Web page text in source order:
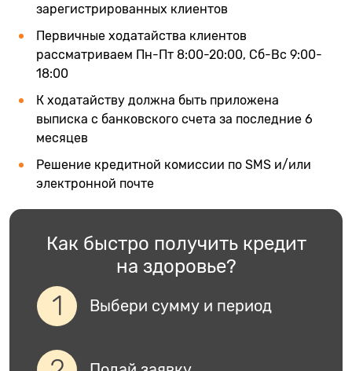
зарегистрированных клиентов
Первичные ходатайства клиентов
рассматриваем Пн-Пт 8:00-20:00, Сб-Вс 9:00-
18:00
К ходатайству должна быть приложена
выписка с банковского счета за последние 6
месяцев
Решение кредитной комиссии по SMS и/или
электронной почте
Как быстро получить кредит
на здоровье?
Выбери сумму и период